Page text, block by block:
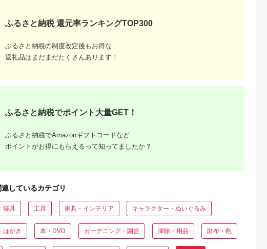
出典：ふるなび
【牛革】メンズビジネ
スベルト（カラー：ブ
ラウン）
出典：ふるなび
革靴 メンズ 紳士靴 本
革 カジュアルシュー
ズ KOTOKA 古都ライ
27.0cm
ふるさと納税 還元率ランキングTOP300
ふるさと納税の制度改定後もお得な
返礼品はまだまだたくさんあります！
ふるさと納税でポイント大量GET！
ふるさと納税でAmazonギフトコードなど
ポイントがお得にもらえるって知ってましたか？
しているカテゴリ
寝具 工具 家具・インテリア キャラクター・ぬいぐるみ
はがき 本・DVD ガーデニング・園芸 掃除・用品 財布・鞄